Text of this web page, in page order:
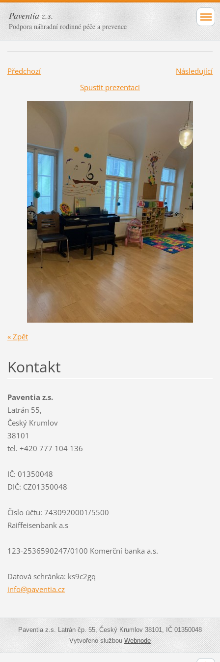
Paventia z.s.
Podpora náhradní rodinné péče a prevence
Předchozí
Následující
Spustit prezentaci
« Zpět
Kontakt
Paventia z.s.
Latrán 55,
Český Krumlov
38101
tel. +420 777 104 136
IČ: 01350048
DIČ: CZ01350048
Číslo účtu: 7430920001/5500
Raiffeisenbank a.s
123-2536590247/0100 Komerční banka a.s.
Datová schránka: ks9c2gq
info@paventia.cz
Paventia z.s. Latrán čp. 55, Český Krumlov 38101, IČ 01350048
Vytvořeno službouWebnode